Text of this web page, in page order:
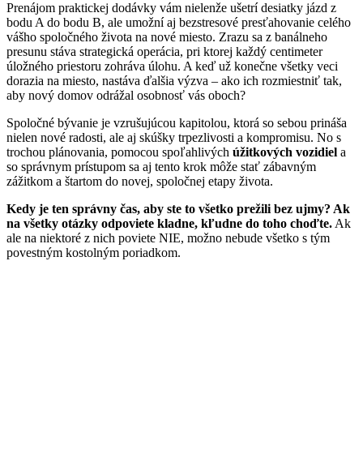
Prenájom praktickej dodávky vám nielenže ušetrí desiatky jázd z
bodu A do bodu B, ale umožní aj bezstresové presťahovanie celého
vášho spoločného života na nové miesto. Zrazu sa z banálneho
presunu stáva strategická operácia, pri ktorej každý centimeter
úložného priestoru zohráva úlohu. A keď už konečne všetky veci
dorazia na miesto, nastáva ďalšia výzva – ako ich rozmiestniť tak,
aby nový domov odrážal osobnosť vás oboch?
Spoločné bývanie je vzrušujúcou kapitolou, ktorá so sebou prináša
nielen nové radosti, ale aj skúšky trpezlivosti a kompromisu. No s
trochou plánovania, pomocou spoľahlivých úžitkových vozidiel a
so správnym prístupom sa aj tento krok môže stať zábavným
zážitkom a štartom do novej, spoločnej etapy života.
Kedy je ten správny čas, aby ste to všetko prežili bez ujmy? Ak
na všetky otázky odpoviete kladne, kľudne do toho choďte.Ak
ale na niektoré z nich poviete NIE, možno nebude všetko s tým
povestným kostolným poriadkom.